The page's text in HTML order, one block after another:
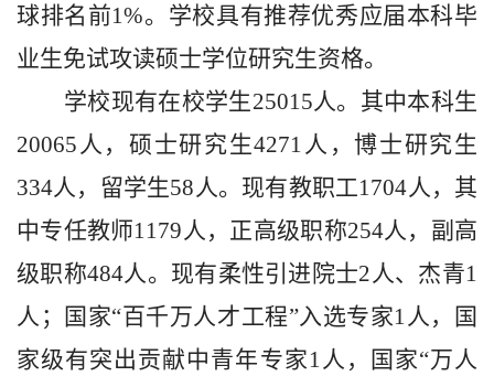
球排名前1%。学校具有推荐优秀应届本科毕
业生免试攻读硕士学位研究生资格。
学校现有在校学生25015人。其中本科生
20065人，硕士研究生4271人，博士研究生
334人，留学生58人。现有教职工1704人，其
中专任教师1179人，正高级职称254人，副高
级职称484人。现有柔性引进院士2人、杰青1
人；国家“百千万人才工程”入选专家1人，国
家级有突出贡献中青年专家1人，国家“万人